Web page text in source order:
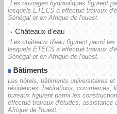
Les ouvrages hydrauliques figurent
lesquels ETECS a effectué travaux
Sénégal et en Afrique de l'ouest.
Châteaux d'eau
Les châteaux d'eau figurent parmi
lesquels ETECS a effectué travaux
Sénégal et en Afrique de l'ouest.
Bâtiments
Les hôtels, bâtiments universitaires
résidences, habitations, commerces,
bureaux figurent parmi les
effectué travaux d'études, assistance
Afrique de l'ouest.